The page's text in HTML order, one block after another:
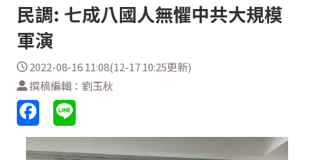
民調: 七成八國人無懼中共大規模
軍演
2022-08-16 11:08(12-17 10:25更新)
撰稿編輯：劉玉秋